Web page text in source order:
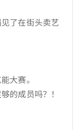
了在街头卖艺
大赛。
的成员吗？！